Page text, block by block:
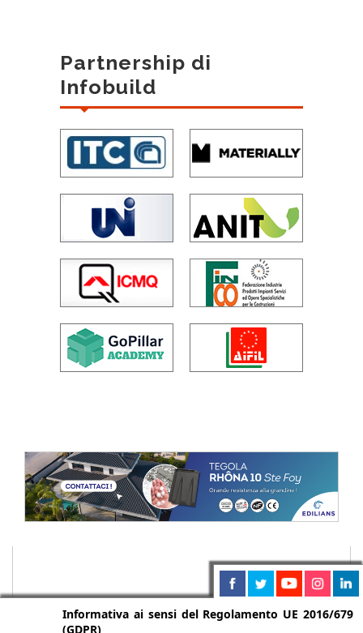
Partnership di
Infobuild
Informativa ai sensi del Regolamento UE 2016/679
(GDPR)